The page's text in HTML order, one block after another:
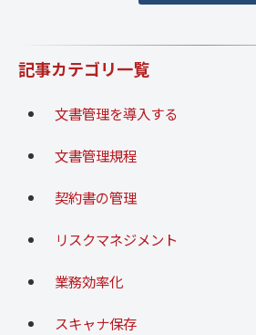
記事カテゴリ一覧
文書管理を導入する
文書管理規程
契約書の管理
リスクマネジメント
業務効率化
スキャナ保存